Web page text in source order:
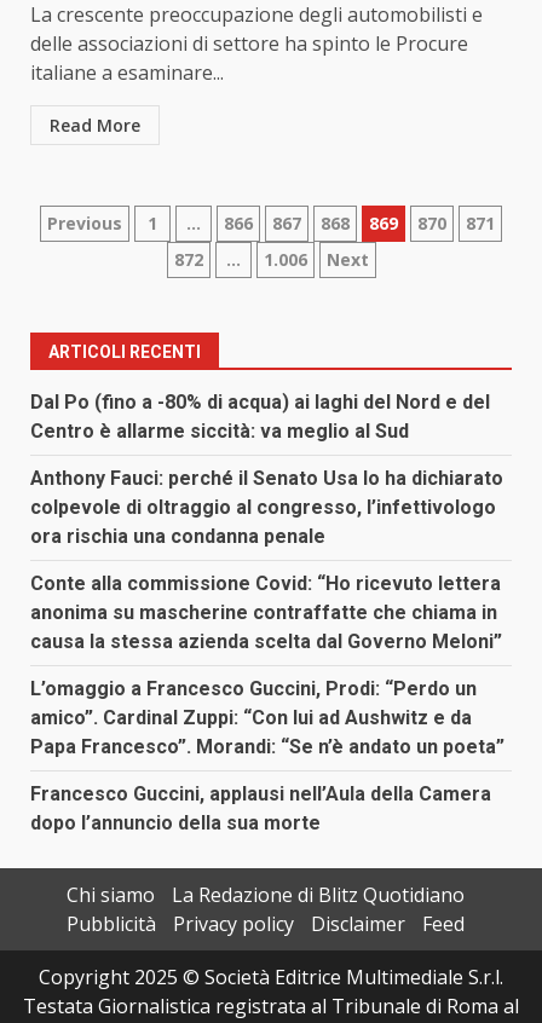
La crescente preoccupazione degli automobilisti e
delle associazioni di settore ha spinto le Procure
italiane a esaminare...
Read More
Paginazione
articoli
Previous 1 … 866 867 868 869 870
871
872
… 1.006 Next
ARTICOLI RECENTI
Dal Po (fino a -80% di acqua) ai laghi del Nord e del
Centro è allarme siccità: va meglio al Sud
Anthony Fauci: perché il Senato Usa lo ha dichiarato
colpevole di oltraggio al congresso, l’infettivologo
ora rischia una condanna penale
Conte alla commissione Covid: “Ho ricevuto lettera
anonima su mascherine contraffatte che chiama in
causa la stessa azienda scelta dal Governo Meloni”
L’omaggio a Francesco Guccini, Prodi: “Perdo un
amico”. Cardinal Zuppi: “Con lui ad Aushwitz e da
Papa Francesco”. Morandi: “Se n’è andato un poeta”
Francesco Guccini, applausi nell’Aula della Camera
dopo l’annuncio della sua morte
Chi siamo
La Redazione di Blitz Quotidiano
Pubblicità
Privacy policy Disclaimer
Feed
Copyright 2025 © Società Editrice Multimediale S.r.l.
Testata Giornalistica registrata al Tribunale di Roma al